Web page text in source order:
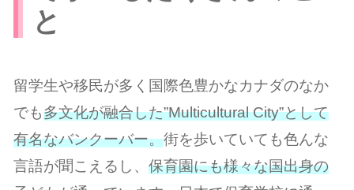
と
留学生や移民が多く国際色豊かなカナダのなか
でも多文化が融合した”Multicultural City”として
有名なバンクーバー。街を歩いていても色んな
言語が聞こえるし、保育園にも様々な国出身の